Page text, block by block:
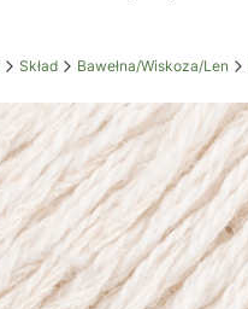
Skład Bawełna/Wiskoza/Len